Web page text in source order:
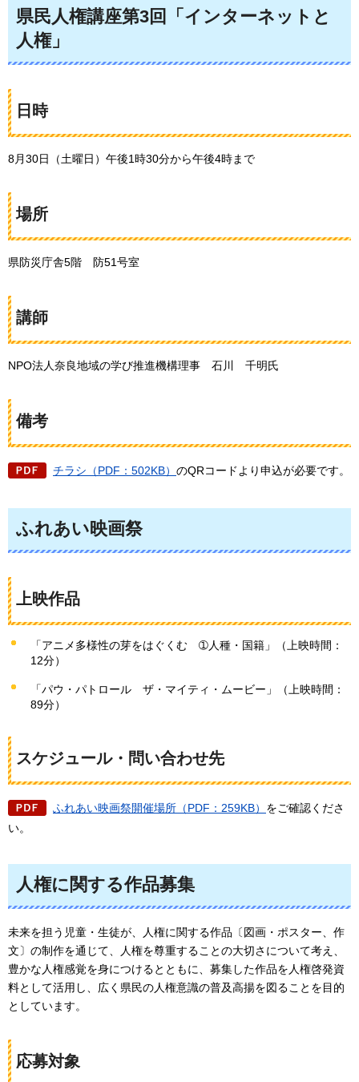
県民人権講座第3回「インターネットと
人権」
日時
8月30日（土曜日）午後1時30分から午後4時まで
場所
県防災庁舎5階 防51号室
講師
NPO法人奈良地域の学び推進機構理事 石川 千明氏
備考
チラシ（PDF：502KB） のQRコードより申込が必要です。
ふれあい映画祭
上映作品
「アニメ多様性の芽をはぐくむ ➀人種・国籍」（上映時間：
12分）
「パウ・パトロール ザ ・マイティ・ムービー」（上映時間：
89分）
スケジュール・問い合わせ先
ふれあい映画祭開催場所（PDF：259KB） をご確認くださ
い。
人権に関する作品募集
未来を担う児童・生徒が、人権に関する作品〔図画・ポスター、作
文〕の制作を通じて、人権を尊重することの大切さについて考え、
豊かな人権感覚を身につけるとともに、募集した作品を人権啓発資
料として活用し、広く県民の人権意識の普及高揚を図ることを目的
としています。
応募対象